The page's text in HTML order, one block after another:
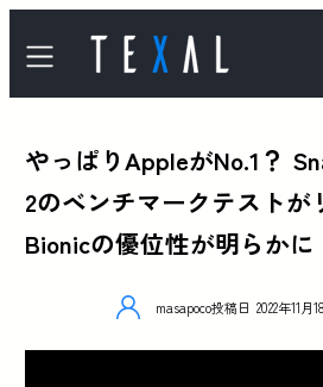
やっぱりAppleがNo.1？
2のベンチマークテストが
Bionicの優位性が明らかに
masapoco投稿日 2022年11月